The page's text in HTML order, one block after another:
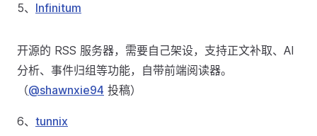
5、 Infinitum
开源的 RSS 服务器，需要自己架设，支持正文补取、AI
分析、事件归组等功能，自带前端阅读器。
（@shawnxie94 投稿）
6、 tunnix